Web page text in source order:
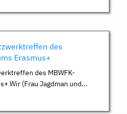
des
Erasmus+
des MBWFK-
Wir (Frau Jagdman und...